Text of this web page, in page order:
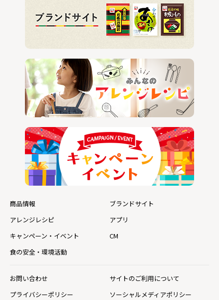
商品情報
ブランドサイト
アレンジレシピ
アプリ
キャンペーン・イベント
CM
食の安全・環境活動
お問い合わせ
サイトのご利用について
プライバシーポリシー
ソーシャルメディアポリシー